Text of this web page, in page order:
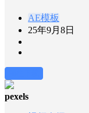
AE模板
25年9月8日
pexels